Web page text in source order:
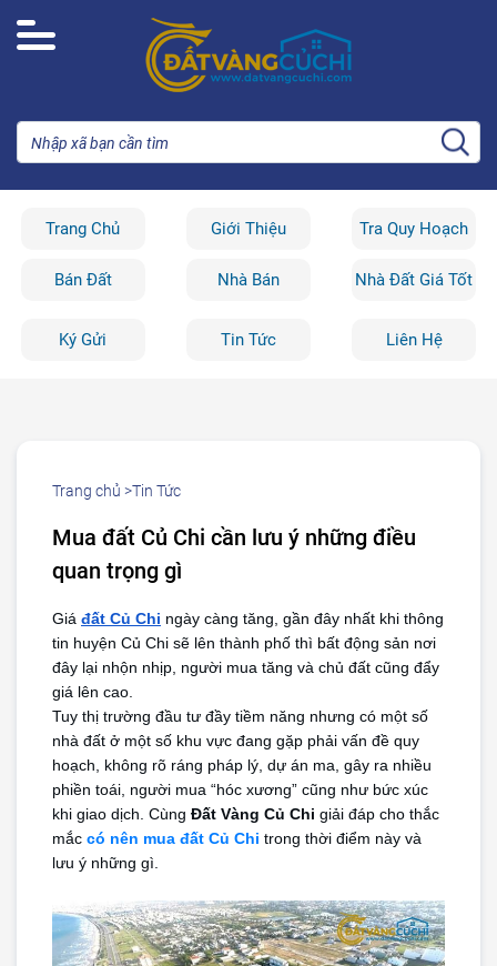
Trang Chủ Giới Thiệu Tra Quy Hoạch
Bán Đất Nhà Bán Nhà Đất Giá Tốt
Ký Gửi Tin Tức Liên Hệ
Trang chủ >Tin Tức
Mua đất Củ Chi cần lưu ý những điều
quan trọng gì
Giá đất Củ Chi ngày càng tăng, gần đây nhất khi thông
tin huyện Củ Chi sẽ lên thành phố thì bất động sản nơi
đây lại nhộn nhịp, người mua tăng và chủ đất cũng đẩy
giá lên cao.
Tuy thị trường đầu tư đầy tiềm năng nhưng có một số
nhà đất ở một số khu vực đang gặp phải vấn đề quy
hoạch, không rõ ráng pháp lý, dự án ma, gây ra nhiều
phiền toái, người mua “hóc xương” cũng như bức xúc
khi giao dịch. Cùng Đất Vàng Củ Chi giải đáp cho thắc
mắc có nên mua đất Củ Chi trong thời điểm này và
lưu ý những gì.